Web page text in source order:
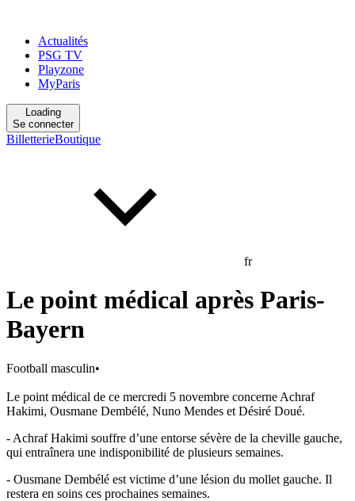
Actualités
PSG TV
Playzone
MyParis
Loading
Se connecter
BilletterieBoutique
fr
Le point médical après Paris-
Bayern
Football masculin•
Le point médical de ce mercredi 5 novembre concerne Achraf
Hakimi, Ousmane Dembélé, Nuno Mendes et Désiré Doué.
- Achraf Hakimi souffre d’une entorse sévère de la cheville gauche,
qui entraînera une indisponibilité de plusieurs semaines.
- Ousmane Dembélé est victime d’une lésion du mollet gauche. Il
restera en soins ces prochaines semaines.